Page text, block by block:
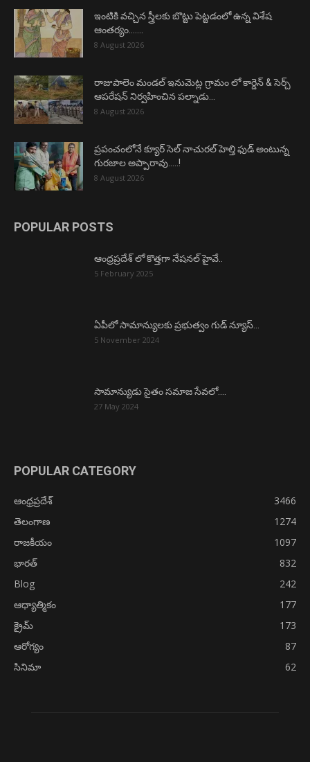
ఇంటికి వచ్చిన స్త్రీలకు బొట్టు పెట్టడంలో ఉన్న విశేష
ఆంతర్యం…….
8 August 2026
రాజుపాలెం మండల్ ఇనుమెట్ల గ్రామం లో కార్డెన్ & సెర్చ్
ఆపరేషన్ నిర్వహించిన పల్నాడు...
8 August 2026
ప్రపంచంలోనే క్యూర్ సెల్ నాచురల్ హెల్తి ఫుడ్ అంటున్న
గురజాల అప్పారావు…..!
8 August 2026
POPULAR POSTS
ఆంధ్రప్రదేశ్ లో కొత్తగా నేషనల్ హైవే..
5 February 2025
ఏపీలో సామాన్యులకు ప్రభుత్వం గుడ్ న్యూస్…
5 November 2024
సామాన్యుడు సైతం సమాజ సేవలో….
27 May 2024
POPULAR CATEGORY
ఆంధ్రప్రదేశ్
3466
తెలంగాణ
1274
రాజకీయం
1097
భారత్
832
Blog
242
ఆధ్యాత్మికం
177
క్రైమ్
173
ఆరోగ్యం
87
సినిమా
62